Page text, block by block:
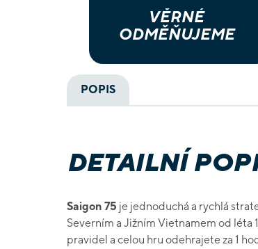
VĚRNÉ
ODMĚŇUJEME
POPIS
DETAILNÍ
Saigon 75 je jednoduchá a rychlá
Severním a Jižním Vietnamem od léta
pravidel a celou hru odehrajete za 1